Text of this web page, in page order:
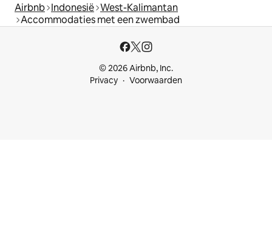
Airbnb Indonesië West-Kalimantan
Accommodaties met een zwembad
© 2026 Airbnb, Inc.
Privacy
Voorwaarden